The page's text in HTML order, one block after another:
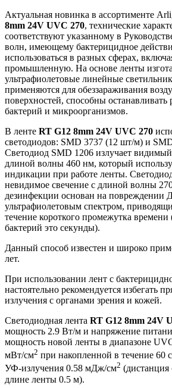
Актуальная новинка в ассортименте
8mm 24V UVC 270, технические
соответствуют указанному в
волн, имеющему бактерицидное
использоваться в разных сферах,
промышленную. На основе ленты
ультрафиолетовые линейные
применяются для обеззараживания
поверхностей, способны останавливать
бактерий и микроорганизмов.
В ленте RT G12 8mm 24V UVC 270
светодиодов: SMD 3737 (12 шт/м) и
Светодиод SMD 1206 излучает
длиной волны 460 нм, который
индикации при работе ленты.
невидимое свечение с длиной волны
дезинфекции основан на повреждении
ультрафиолетовым спектром,
течение короткого промежутка времени
бактерий это секунды).
Данный способ известен и широко
лет.
При использовании лент с
настоятельно рекомендуется избегать
излучения с органами зрения и кожей.
Светодиодная лента RT G12 8mm 24V
мощность 2.9 Вт/м и напряжение
мощность новой ленты в диапазоне
мВт/см2 при накопленной в течение 60
УФ-излучения 0.58 мДж/см2
длине ленты 0.5 м).